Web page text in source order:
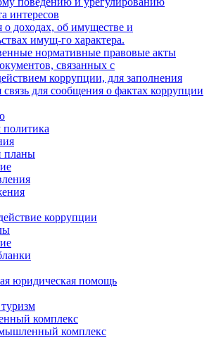
интересов
о доходах, об имуществе и
имущ-го характера.
нормативные правовые акты
связанных с
коррупции, для заполнения
связь для сообщения о фактах коррупции
политика
планы
коррупции
юридическая помощь
комплекс
комплекс